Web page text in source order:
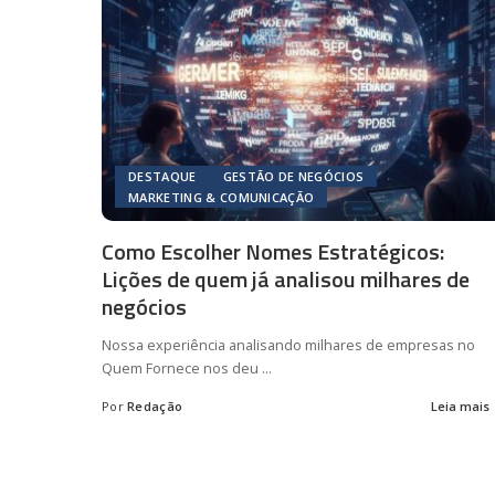
DESTAQUE
GESTÃO DE NEGÓCIOS
MARKETING & COMUNICAÇÃO
Como Escolher Nomes Estratégicos:
Lições de quem já analisou milhares de
negócios
Nossa experiência analisando milhares de empresas no
Quem Fornece nos deu ...
Posted
Por Redação Leia mais